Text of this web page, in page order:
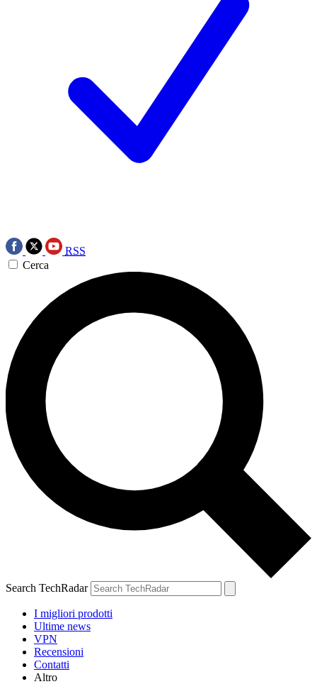
RSS
Cerca
Search TechRadar
I migliori prodotti
Ultime news
VPN
Recensioni
Contatti
Altro